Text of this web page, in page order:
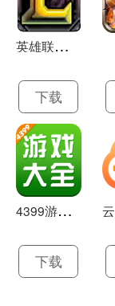
英
雄联盟LOL 13.21
下载
4
399游戏盒 官方下载 7.9.1
下载